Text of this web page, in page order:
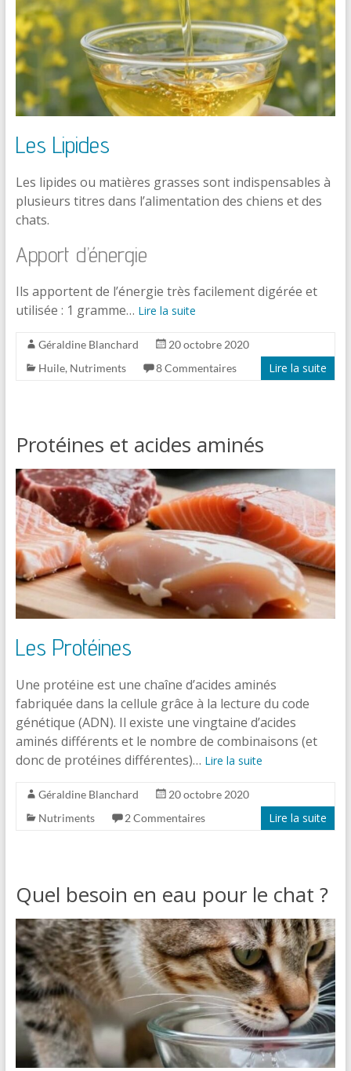
Les Lipides
Les lipides ou matières grasses sont indispensables à
plusieurs titres dans l’alimentation des chiens et des
chats.
Apport d’énergie
Ils apportent de l’énergie très facilement digérée et
utilisée : 1 gramme… Lire la suite
Géraldine Blanchard
20 octobre 2020
Huile, Nutriments 8 Commentaires Lire la suite
Protéines et acides aminés
Les Protéines
Une protéine est une chaîne d’acides aminés
fabriquée dans la cellule grâce à la lecture du code
génétique (ADN). Il existe une vingtaine d’acides
aminés différents et le nombre de combinaisons (et
donc de protéines différentes)… Lire la suite
Géraldine Blanchard
20 octobre 2020
Nutriments
2 Commentaires Lire la suite
Quel besoin en eau pour le chat ?